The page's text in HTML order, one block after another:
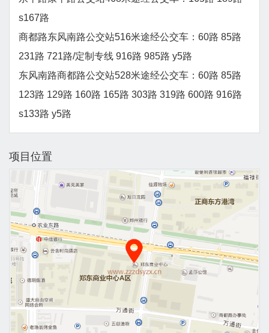
s167路
商都路东风南路公交站516米途经公交车：60路 85路
231路 721路/定制专线 916路 985路 y5路
东风南路商都路公交站528米途经公交车：60路 85路
123路 129路 160路 165路 303路 319路 600路 916路
s133路 y5路
项目位置